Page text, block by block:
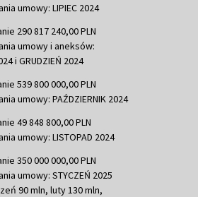
umowy: LIPIEC 2024
290 817 240,00 PLN
umowy i aneksów:
i GRUDZIEŃ 2024
539 800 000,00 PLN
umowy: PAŹDZIERNIK 2024
49 848 800,00 PLN
umowy: LISTOPAD 2024
350 000 000,00 PLN
umowy: STYCZEŃ 2025
90 mln, luty 130 mln,